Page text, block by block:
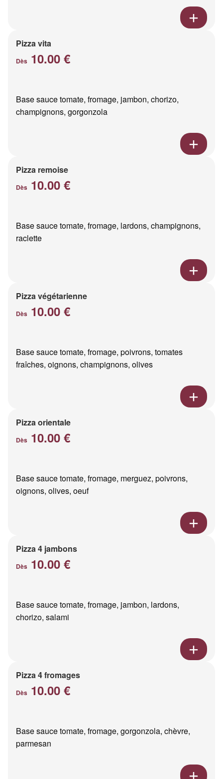
Pizza vita
Dès 10.00 €
Base sauce tomate, fromage, jambon, chorizo,
champignons, gorgonzola
Pizza remoise
Dès 10.00 €
Base sauce tomate, fromage, lardons, champignons,
raclette
Pizza végétarienne
Dès 10.00 €
Base sauce tomate, fromage, poivrons, tomates
fraîches, oignons, champignons, olives
Pizza orientale
Dès 10.00 €
Base sauce tomate, fromage, merguez, poivrons,
oignons, olives, oeuf
Pizza 4 jambons
Dès 10.00 €
Base sauce tomate, fromage, jambon, lardons,
chorizo, salami
Pizza 4 fromages
Dès 10.00 €
Base sauce tomate, fromage, gorgonzola, chèvre,
parmesan